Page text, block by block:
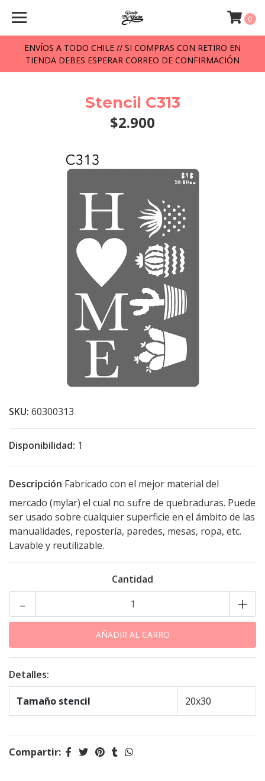
ENVÍOS A TODO CHILE // SI COMPRAS CON RETIRO EN
TIENDA DEBES ESPERAR CORREO DE CONFIRMACIÓN
0
Stencil C313
$2.900
SKU: 60300313
Disponibilidad: 1
Descripción Fabricado con el mejor material del
mercado (mylar) el cual no sufre de quebraduras. Puede
ser usado sobre cualquier superficie en el ámbito de las
manualidades, repostería, paredes, mesas, ropa, etc.
Lavable y reutilizable.
Cantidad
+
-
Detalles:
Tamaño stencil 20x30
Compartir: